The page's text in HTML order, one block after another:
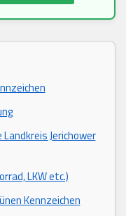
Jerichower
LKW etc.)
Kennzeichen